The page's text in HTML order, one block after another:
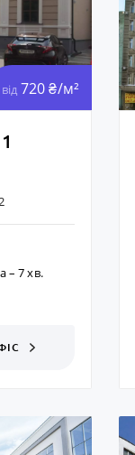
від 720 ₴/м²
– 7 хв.